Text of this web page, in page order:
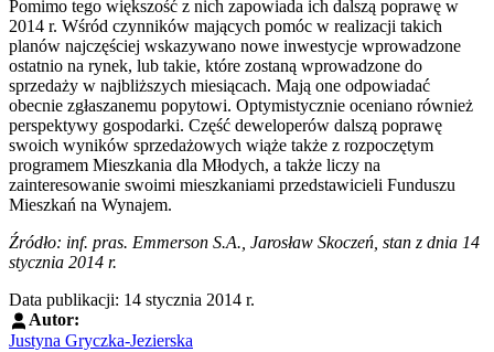
Pomimo tego większość z nich zapowiada ich dalszą poprawę w
2014 r. Wśród czynników mających pomóc w realizacji takich
planów najczęściej wskazywano nowe inwestycje wprowadzone
ostatnio na rynek, lub takie, które zostaną wprowadzone do
sprzedaży w najbliższych miesiącach. Mają one odpowiadać
obecnie zgłaszanemu popytowi. Optymistycznie oceniano również
perspektywy gospodarki. Część deweloperów dalszą poprawę
swoich wyników sprzedażowych wiąże także z rozpoczętym
programem Mieszkania dla Młodych, a także liczy na
zainteresowanie swoimi mieszkaniami przedstawicieli Funduszu
Mieszkań na Wynajem.
Źródło: inf. pras. Emmerson S.A., Jarosław Skoczeń, stan z dnia 14
stycznia 2014 r.
Data publikacji: 14 stycznia 2014 r.
Autor:
Justyna Gryczka-Jezierska